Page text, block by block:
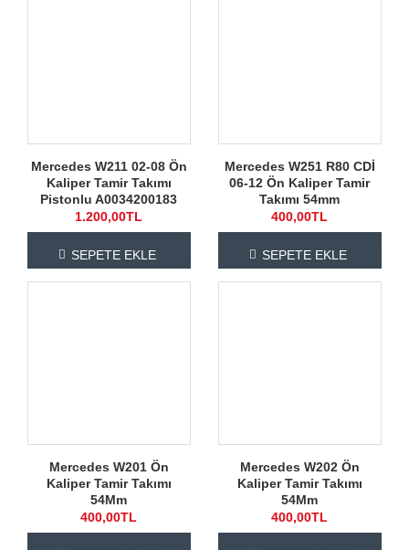
Mercedes W211 02-08 Ön
Kaliper Tamir Takımı
Pistonlu A0034200183
1.200,00TL
SEPETE EKLE
Mercedes W251 R80 CDİ
06-12 Ön Kaliper Tamir
Takımı 54mm
400,00TL
SEPETE EKLE
Mercedes W201 Ön
Kaliper Tamir Takımı
54Mm
400,00TL
Mercedes W202 Ön
Kaliper Tamir Takımı
54Mm
400,00TL